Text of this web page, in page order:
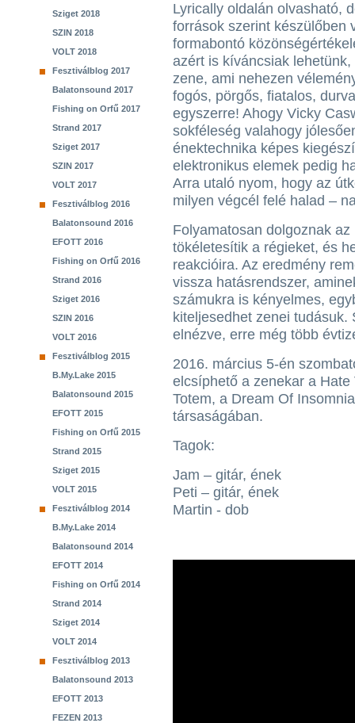
Sziget 2018
SZIN 2018
VOLT 2018
Fesztiválblog 2017
Balatonsound 2017
Fishing on Orfű 2017
Strand 2017
Sziget 2017
SZIN 2017
VOLT 2017
Fesztiválblog 2016
Balatonsound 2016
EFOTT 2016
Fishing on Orfű 2016
Strand 2016
Sziget 2016
SZIN 2016
VOLT 2016
Fesztiválblog 2015
B.My.Lake 2015
Balatonsound 2015
EFOTT 2015
Fishing on Orfű 2015
Strand 2015
Sziget 2015
VOLT 2015
Fesztiválblog 2014
B.My.Lake 2014
Balatonsound 2014
EFOTT 2014
Fishing on Orfű 2014
Strand 2014
Sziget 2014
VOLT 2014
Fesztiválblog 2013
Balatonsound 2013
EFOTT 2013
FEZEN 2013
Lyrically oldalán olvasható,
források szerint készülőben
formabontó
azért is kíváncsiak lehetünk,
zene, ami nehezen
fogós, pörgős, fiatalos,
egyszerre! Ahogy Vicky
sokféleség valahogy
énektechnika képes
elektronikus elemek pedig
Arra utaló nyom, hogy az
milyen végcél felé halad –
Folyamatosan dolgoznak
tökéletesítik a régieket, és
reakcióira. Az eredmény
vissza hatásrendszer,
számukra is kényelmes,
kiteljesedhet zenei
elnézve, erre még több
2016. március 5-én
elcsíphető a zenekar a
Totem, a Dream Of
társaságában.
Tagok:
Jam – gitár, ének
Peti – gitár, ének
Martin - dob